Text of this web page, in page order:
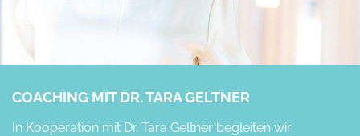
COACHING MIT DR. TARA GELTNER
In Kooperation mit Dr. Tara Geltner begleiten wir